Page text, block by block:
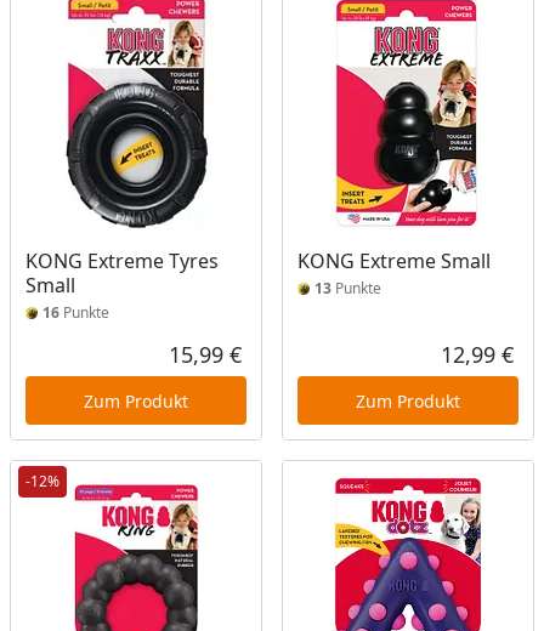
KONG Extreme Tyres
Small
16 Punkte
Aktueller Preis
15,99 €
Zum Produkt
KONG Extreme Small
13Punkte
12,99 €
Zum Produkt
-12%